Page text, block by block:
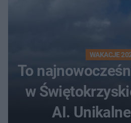
WAKACJE
To
w
AI.